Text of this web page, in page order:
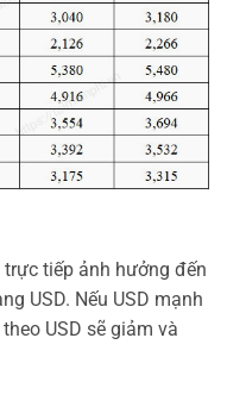
tiếp ảnh hưởng đến
USD. Nếu USD mạnh
USD sẽ giảm và